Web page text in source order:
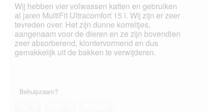
Wij hebben vier volwassen katten en gebruiken
al jaren MultiFit Ultracomfort 15 l. Wij zijn er zeer
tevreden over. Het zijn dunne korreltjes,
aangenaam voor de dieren en ze zijn bovendien
zeer absorberend, klontervormend en dus
gemakkelijk uit de bakken te verwijderen.
Behulpzaam?